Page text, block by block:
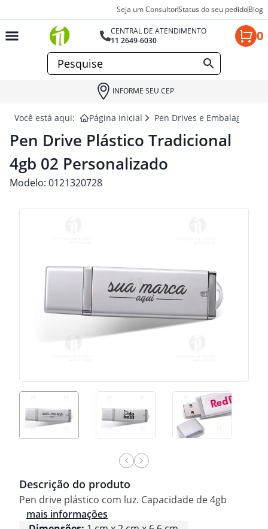
Seja um ConsultorStatus do seu pedidoBlog
CENTRAL DE ATENDIMENTO
11 2649-6030
0
INFORME SEU CEP
Você está aqui: Página Inicial Pen Drives e Embalagens
Pen Drive Plástico Tradicional
4gb 02 Personalizado
Modelo: 0121320728
Descrição do produto
Pen drive plástico com luz. Capacidade de 4gb
mais informações